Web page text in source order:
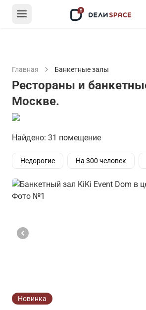
Главная Банкетные залы
Рестораны и
Москве.
Найдено: 31 помещение
Недорогие На 300 человек
Новинка